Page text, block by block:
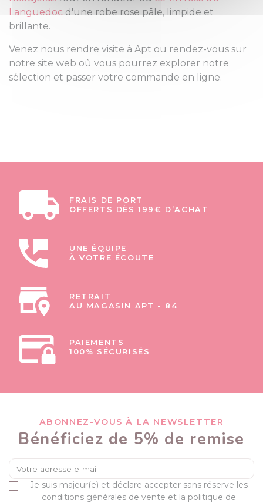
Languedocd'une robe rose pâle, limpide et
brillante.
Venez nous rendre visite à Apt ou rendez-vous sur
notre site web où vous pourrez explorer notre
sélection et passer votre commande en ligne.
FRAIS DE PORT
OFFERTS DÈS 199€ D’ACHAT
UNE ÉQUIPE
À VOTRE ÉCOUTE
RETRAIT
AU MAGASIN APT - 84
PAIEMENTS
100% SÉCURISÉS
ABONNEZ-VOUS À LA NEWSLETTER
Bénéficiez de 5% de remise
Je suis majeur(e) et déclare accepter sans réserve les
conditions générales de vente et la politique de